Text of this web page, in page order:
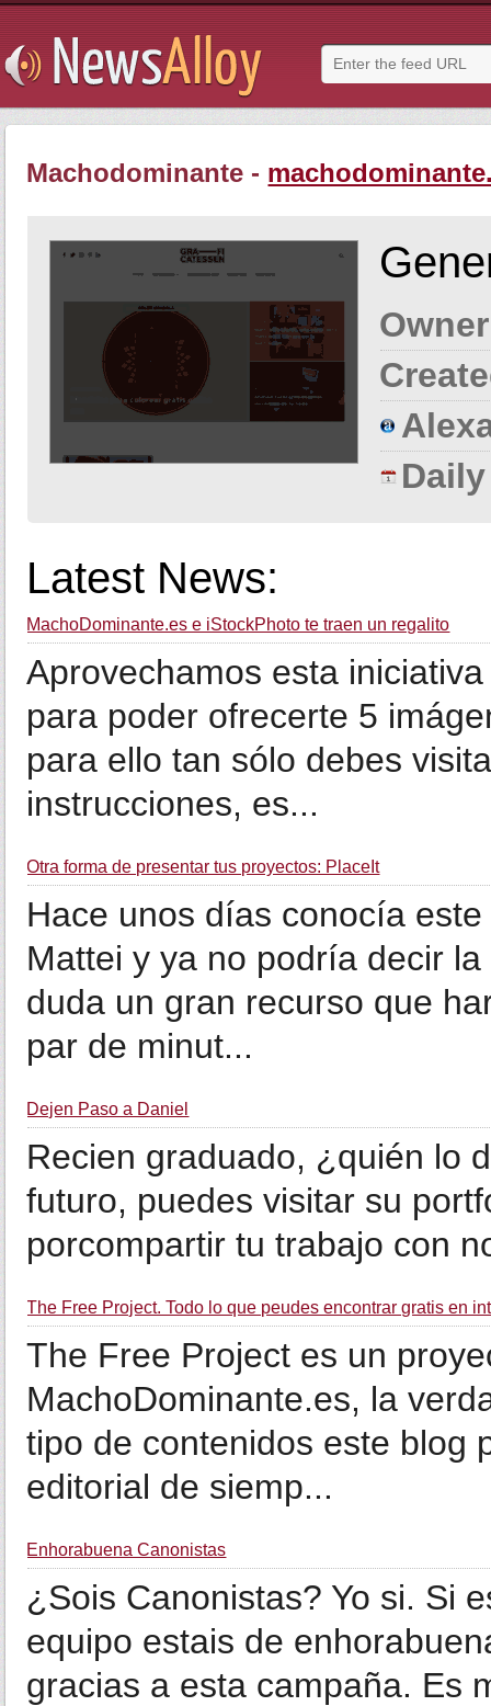
Machodominante -
Latest News:
MachoDominante.es e iStockPhoto te traen un regalito
Aprovechamos esta
para poder ofrecerte 5
para ello tan sólo debes
instrucciones, es...
Otra forma de presentar tus proyectos: PlaceIt
Hace unos días conocía
Mattei y ya no podría decir
duda un gran recurso que
par de minut...
Dejen Paso a Daniel
Recien graduado, ¿quién lo
futuro, puedes visitar su
porcompartir tu trabajo con
The Free Project. Todo lo que peudes encontrar gratis en
The Free Project es un
MachoDominante.es, la
tipo de contenidos este blog
editorial de siemp...
Enhorabuena Canonistas
¿Sois Canonistas? Yo si. Si
equipo estais de
gracias a esta campaña. Es